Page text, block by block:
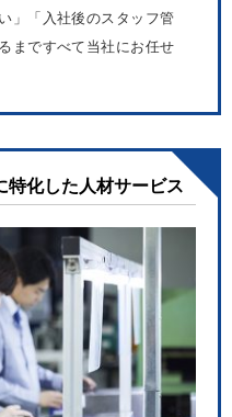
」「入社後のスタッフ管
まですべて当社にお任せ
特化した人材サービス